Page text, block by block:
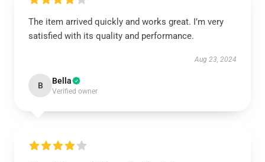
The item arrived quickly and works great. I’m very
satisfied with its quality and performance.
Aug 23, 2024
B Bella
Verified owner